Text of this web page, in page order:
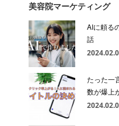
美容院マーケティング
AIに頼る
話
たった一
数が爆上